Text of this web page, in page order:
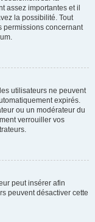
assez importantes et il
la possibilité. Tout
permissions concernant
utilisateurs ne peuvent
expirés.
ou un modérateur du
verrouiller vos
peut insérer afin
peuvent désactiver cette